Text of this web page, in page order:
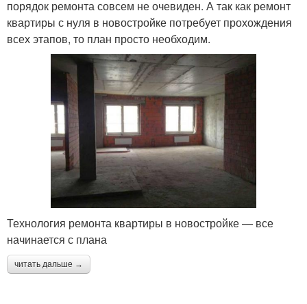
порядок ремонта совсем не очевиден. А так как ремонт
квартиры с нуля в новостройке потребует прохождения
всех этапов, то план просто необходим.
Технология ремонта квартиры в новостройке — все
начинается с плана
читать дальше →